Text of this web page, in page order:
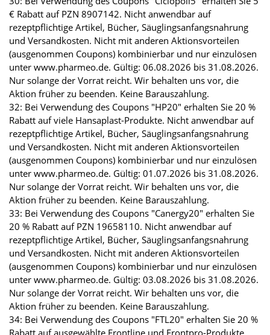
€ Rabatt auf PZN 8907142. Nicht anwendbar auf
rezeptpflichtige Artikel, Bücher, Säuglingsanfangsnahrung
und Versandkosten. Nicht mit anderen Aktionsvorteilen
(ausgenommen Coupons) kombinierbar und nur einzulösen
unter www.pharmeo.de. Gültig: 06.08.2026 bis 31.08.2026.
Nur solange der Vorrat reicht. Wir behalten uns vor, die
Aktion früher zu beenden. Keine Barauszahlung.
32: Bei Verwendung des Coupons "HP20" erhalten Sie 20 %
Rabatt auf viele Hansaplast-Produkte. Nicht anwendbar auf
rezeptpflichtige Artikel, Bücher, Säuglingsanfangsnahrung
und Versandkosten. Nicht mit anderen Aktionsvorteilen
(ausgenommen Coupons) kombinierbar und nur einzulösen
unter www.pharmeo.de. Gültig: 01.07.2026 bis 31.08.2026.
Nur solange der Vorrat reicht. Wir behalten uns vor, die
Aktion früher zu beenden. Keine Barauszahlung.
33: Bei Verwendung des Coupons "Canergy20" erhalten Sie
20 % Rabatt auf PZN 19658110. Nicht anwendbar auf
rezeptpflichtige Artikel, Bücher, Säuglingsanfangsnahrung
und Versandkosten. Nicht mit anderen Aktionsvorteilen
(ausgenommen Coupons) kombinierbar und nur einzulösen
unter www.pharmeo.de. Gültig: 03.08.2026 bis 31.08.2026.
Nur solange der Vorrat reicht. Wir behalten uns vor, die
Aktion früher zu beenden. Keine Barauszahlung.
34: Bei Verwendung des Coupons "FTL20" erhalten Sie 20 %